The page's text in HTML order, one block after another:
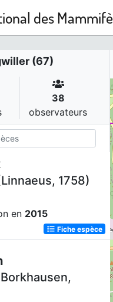
des
(67)
38
observateurs
1758)
en 2015
Fiche espèce